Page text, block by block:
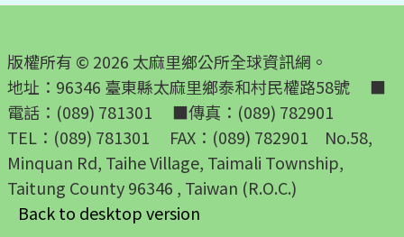
版權所有 © 2026 太麻里鄉公所全球資訊網。
地址：96346 臺東縣太麻里鄉泰和村民權路58號 ■
電話：(089) 781301 ■傳真：(089) 782901
TEL：(089) 781301 FAX：(089) 782901 No.58,
Minquan Rd, Taihe Village, Taimali Township,
Taitung County 96346 , Taiwan (R.O.C.)
Back to desktop version